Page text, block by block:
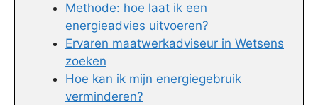
Methode: hoe laat ik een
energieadvies uitvoeren?
Ervaren maatwerkadviseur in Wetsens
zoeken
Hoe kan ik mijn energiegebruik
verminderen?